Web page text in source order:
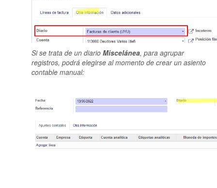
Si se trata de un diario Miscelánea, para agrupar
registros, podrá elegirse al momento de crear un asiento
contable manual: